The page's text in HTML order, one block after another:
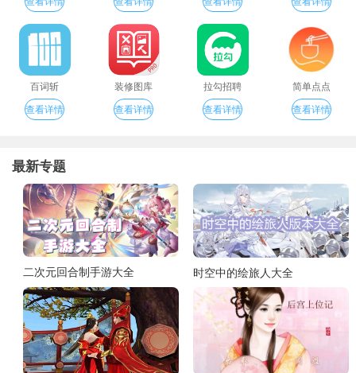
百词斩
查看详情
装修图库
查看详情
拉勾招聘
查看详情
简单点点
查看详情
最新专题
二次元回合制手游大全 时空中的绘旅人大全